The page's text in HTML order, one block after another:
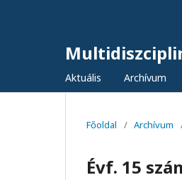
Aktuális Archívum
Főoldal / Archívum
Évf. 15